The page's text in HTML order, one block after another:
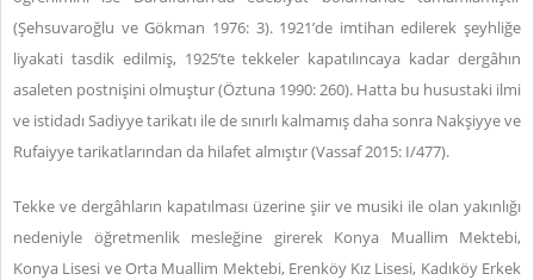
(Şehsuvaroğlu ve Gökman 1976: 3). 1921’de imtihan edilerek şeyhliğe
liyakati tasdik edilmiş, 1925’te tekkeler kapatılıncaya kadar dergâhın
asaleten postnişini olmuştur (Öztuna 1990: 260). Hatta bu husustaki ilmi
ve istidadı Sadiyye tarikatı ile de sınırlı kalmamış daha sonra Nakşiyye ve
Rufaiyye tarikatlarından da hilafet almıştır (Vassaf 2015: I/477).
Tekke ve dergâhların kapatılması üzerine şiir ve musiki ile olan yakınlığı
nedeniyle öğretmenlik mesleğine girerek Konya Muallim Mektebi,
Konya Lisesi ve Orta Muallim Mektebi, Erenköy Kız Lisesi, Kadıköy Erkek